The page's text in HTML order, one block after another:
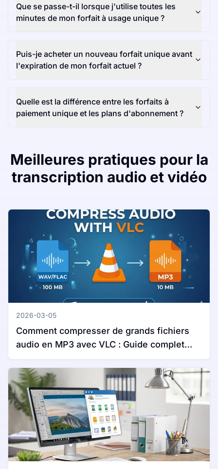
Que se passe-t-il lorsque j'utilise toutes les
minutes de mon forfait à usage unique ?
Puis-je acheter un nouveau forfait unique avant
l'expiration de mon forfait actuel ?
Quelle est la différence entre les forfaits à
paiement unique et les plans d'abonnement ?
Meilleures pratiques pour la
transcription audio et vidéo
2026-03-05
Comment compresser de grands fichiers
audio en MP3 avec VLC : Guide complet
pour Windows et Mac